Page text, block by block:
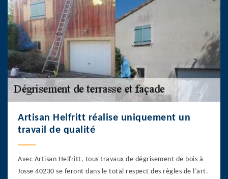
Artisan Helfritt réalise uniquement un
travail de qualité
Avec Artisan Helfritt, tous travaux de dégrisement de bois à
Josse 40230 se feront dans le total respect des règles de l’art.